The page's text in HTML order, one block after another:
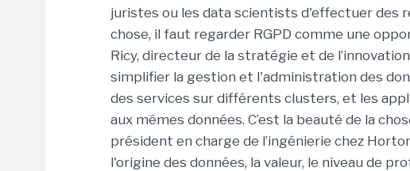
juristes ou les data scientists d'effectuer des
chose, il faut regarder RGPD comme une
Ricy, directeur de la stratégie et de
simplifier la gestion et l'administration des
des services sur différents clusters, et les
aux mêmes données. C’est la beauté de la
président en charge de l’ingénierie chez
l'origine des données, la valeur, le niveau de